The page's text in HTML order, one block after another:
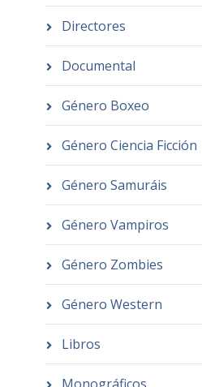
Directores
Documental
Género Boxeo
Género Ciencia Ficción
Género Samuráis
Género Vampiros
Género Zombies
Género Western
Libros